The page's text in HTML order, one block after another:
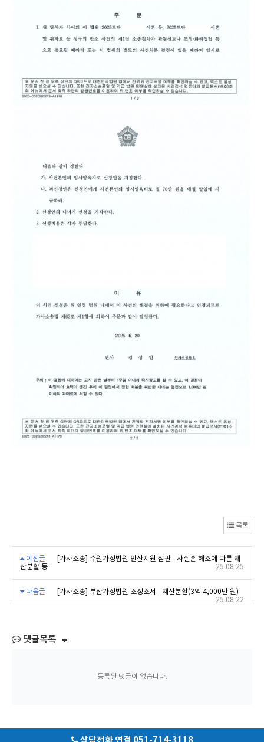
목록
이전글
[가사소송] 수원가정법원 안산지원 심판 - 사실혼 해소에 따른 재
산분할 등
25.08.25
다음글
[가사소송] 부산가정법원 조정조서 - 재산분할(3억 4,000만 원)
25.08.22
댓글목록
등록된 댓글이 없습니다.